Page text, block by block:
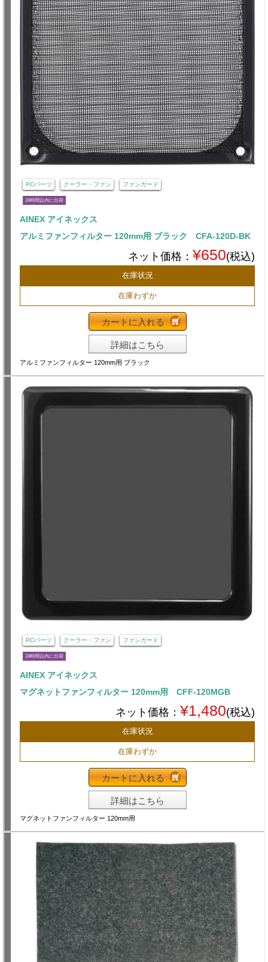
PCパーツ クーラー・ファン ファンガード
24時間以内に出荷
AINEX アイネックス
アルミファンフィルター 120mm用 ブラック CFA-120D-BK
ネット価格： ¥650(税込)
在庫状況
在庫わずか
カートに入れる
詳細はこちら
アルミファンフィルター 120mm用 ブラック
PCパーツ クーラー・ファン ファンガード
24時間以内に出荷
AINEX アイネックス
マグネットファンフィルター 120mm用 CFF-120MGB
ネット価格： ¥1,480(税込)
在庫状況
在庫わずか
カートに入れる
詳細はこちら
マグネットファンフィルター 120mm用